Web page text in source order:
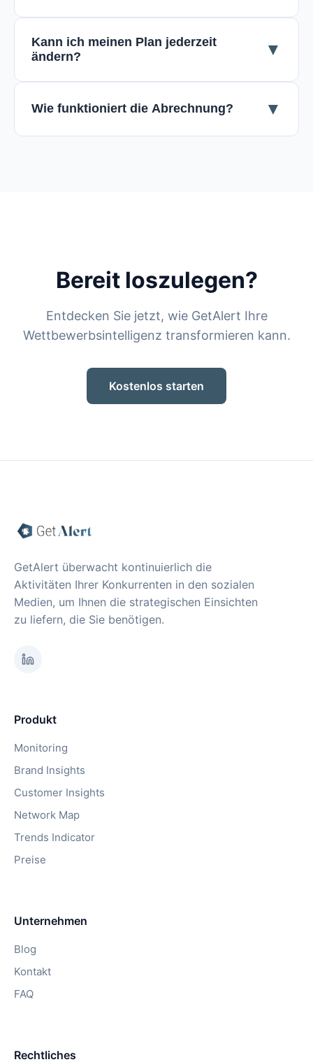
Kann ich meinen Plan jederzeit
ändern?
▼
Wie funktioniert die Abrechnung? ▼
Bereit loszulegen?
Entdecken Sie jetzt, wie GetAlert Ihre
Wettbewerbsintelligenz transformieren kann.
Kostenlos starten
GetAlert überwacht kontinuierlich die
Aktivitäten Ihrer Konkurrenten in den sozialen
Medien, um Ihnen die strategischen Einsichten
zu liefern, die Sie benötigen.
Produkt
Monitoring
Brand Insights
Customer Insights
Network Map
Trends Indicator
Preise
Unternehmen
Blog
Kontakt
FAQ
Rechtliches